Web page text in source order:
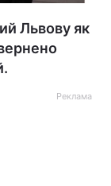
Львову як
Реклама